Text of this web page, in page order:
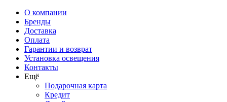
О компании
Бренды
Доставка
Оплата
Гарантии и возврат
Установка освещения
Контакты
Ещё
Подарочная карта
Кредит